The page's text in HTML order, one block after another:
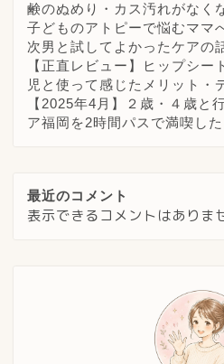
鹸のぬめり・カス汚れがなく
子どものアトピーで悩むママ
次男と試してよかったケアの
【正直レビュー】ヒップシ
児と使って感じたメリット・
【2025年4月】２歳・４歳と
ア福岡を2時間パスで満喫した
最近のコメント
表示できるコメントはありま